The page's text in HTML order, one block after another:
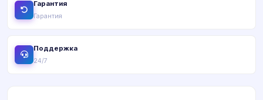
Гарантия
Гарантия
Поддержка
24/7